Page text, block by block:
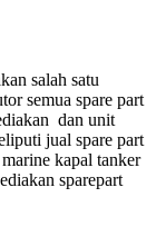
salah satu
semua spare part
dan unit
jual spare part
kapal tanker
sparepart